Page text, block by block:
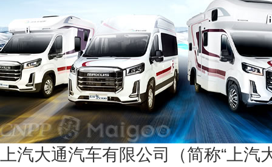
上汽大通汽车有限公司（简称“上汽